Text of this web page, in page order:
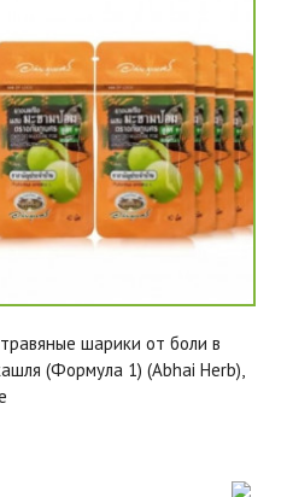
шарики от боли в
(Формула 1) (Abhai Herb),